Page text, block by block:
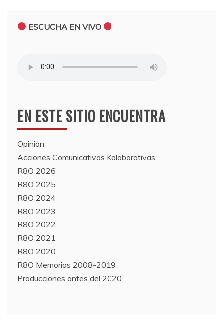
ESCUCHA EN VIVO
EN ESTE SITIO ENCUENTRA
Opinión
Acciones Comunicativas Kolaborativas
R8O 2026
R8O 2025
R8O 2024
R8O 2023
R8O 2022
R8O 2021
R8O 2020
R8O Memorias 2008-2019
Producciones antes del 2020